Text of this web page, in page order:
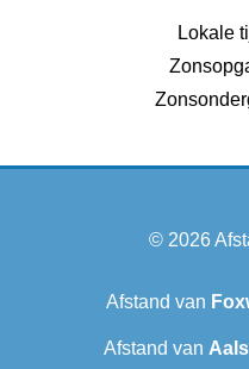
Lokale
© 2026
Afstand van
Afstand van